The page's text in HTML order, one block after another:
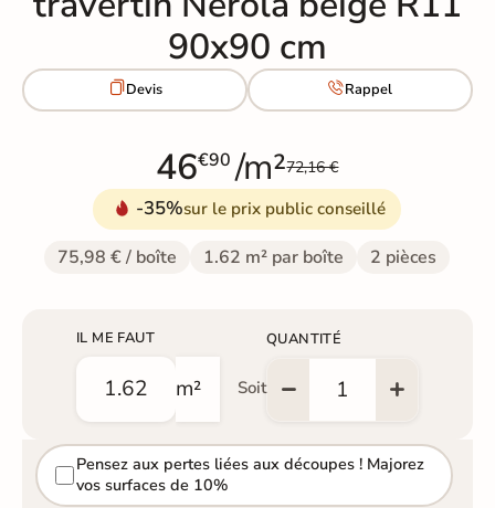
90x90 cm
Devis Rappel
46€90 /m²72,16 €
-35%sur le prix public conseillé
75,98 € / boîte 1.62 m² par boîte 2 pièces
IL ME FAUT
m² Soit
QUANTITÉ
Pensez aux pertes liées aux découpes ! Majorez
vos surfaces de 10%